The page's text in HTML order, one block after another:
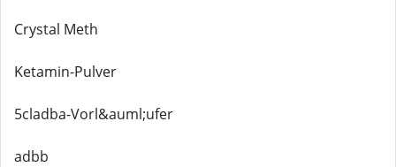
Crystal Meth
Ketamin-Pulver
5cladba-Vorl&auml;ufer
adbb